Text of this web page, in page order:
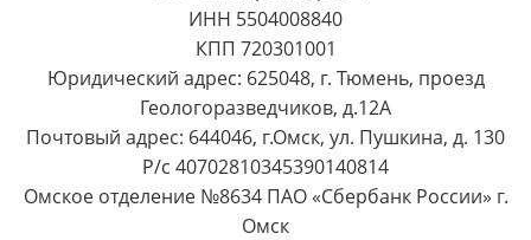
ИНН 5504008840
КПП 720301001
Юридический адрес: 625048, г. Тюмень, проезд
Геологоразведчиков, д.12А
Почтовый адрес: 644046, г.Омск, ул. Пушкина, д. 130
Р/с 40702810345390140814
Омское отделение №8634 ПАО «Сбербанк России» г.
Омск